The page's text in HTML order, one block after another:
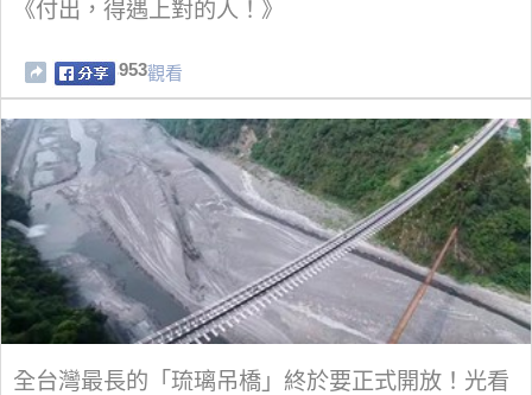
《付出，得遇上對的人！》
953觀看
全台灣最長的「琉璃吊橋」終於要正式開放！光看